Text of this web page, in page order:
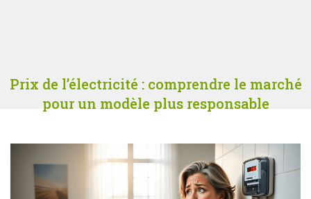
Prix de l’électricité : comprendre le marché
pour un modèle plus responsable